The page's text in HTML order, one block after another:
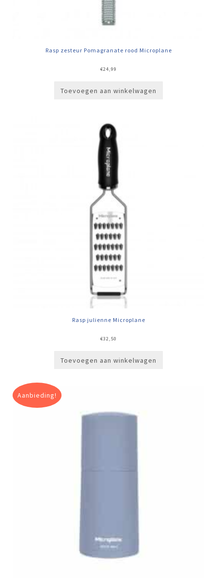
Rasp zesteur Pomagranate rood Microplane
€24,99
Toevoegen aan winkelwagen
Rasp julienne Microplane
€32,50
Toevoegen aan winkelwagen
Aanbieding!